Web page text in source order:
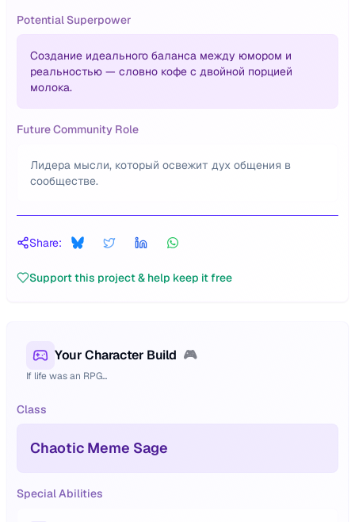
Potential Superpower
Создание идеального баланса между юмором и
реальностью — словно кофе с двойной порцией
молока.
Future Community Role
Лидера мысли, который освежит дух общения в
сообществе.
Share:
Support this project & help keep it free
Your Character Build 🎮
If life was an RPG...
Class
Chaotic Meme Sage
Special Abilities